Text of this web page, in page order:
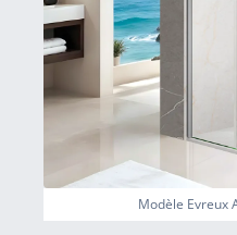
Modèle Evreux